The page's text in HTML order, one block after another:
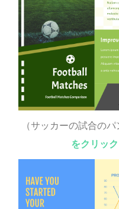
（サッカーの試合の
をクリッ